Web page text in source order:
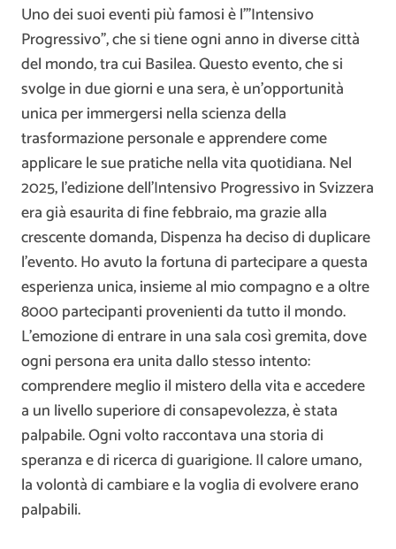
Uno dei suoi eventi più famosi è l’”Intensivo
Progressivo”, che si tiene ogni anno in diverse città
del mondo, tra cui Basilea. Questo evento, che si
svolge in due giorni e una sera, è un’opportunità
unica per immergersi nella scienza della
trasformazione personale e apprendere come
applicare le sue pratiche nella vita quotidiana. Nel
2025, l’edizione dell’Intensivo Progressivo in Svizzera
era già esaurita di fine febbraio, ma grazie alla
crescente domanda, Dispenza ha deciso di duplicare
l’evento. Ho avuto la fortuna di partecipare a questa
esperienza unica, insieme al mio compagno e a oltre
8000 partecipanti provenienti da tutto il mondo.
L’emozione di entrare in una sala così gremita, dove
ogni persona era unita dallo stesso intento:
comprendere meglio il mistero della vita e accedere
a un livello superiore di consapevolezza, è stata
palpabile. Ogni volto raccontava una storia di
speranza e di ricerca di guarigione. Il calore umano,
la volontà di cambiare e la voglia di evolvere erano
palpabili.